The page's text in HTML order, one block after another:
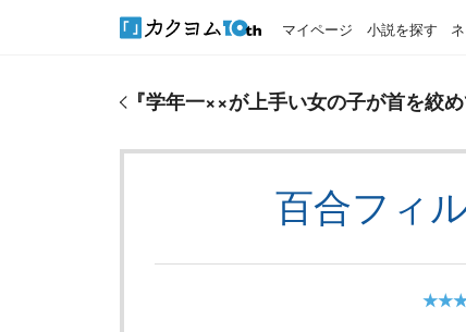
マイページ 小説を探す
『学年一××が上手い女の子が首を絞
百合フィ